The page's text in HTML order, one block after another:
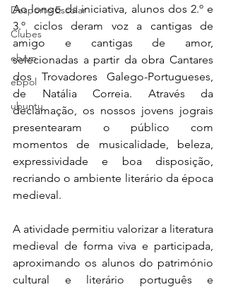
Desporto Escolar
Clubes
ebem
ebpol
ubuntu
Ao longo da iniciativa, alunos dos 2.º e
3.º ciclos deram voz a cantigas de
amigo e cantigas de amor,
selecionadas a partir da obra Cantares
dos Trovadores Galego-Portugueses,
de Natália Correia. Através da
declamação, os nossos jovens jograis
presentearam o público com
momentos de musicalidade, beleza,
expressividade e boa disposição,
recriando o ambiente literário da época
medieval.
A atividade permitiu valorizar a literatura
medieval de forma viva e participada,
aproximando os alunos do património
cultural e literário português e